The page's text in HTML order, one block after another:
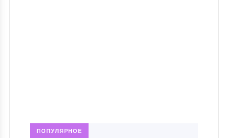
ПОПУЛЯРНОЕ